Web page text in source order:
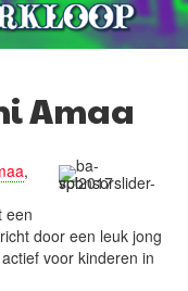
Amaa
,
een
door een leuk jong
voor kinderen in